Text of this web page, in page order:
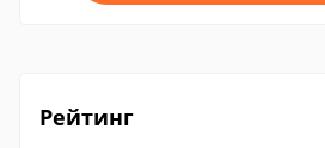
Рейтинг